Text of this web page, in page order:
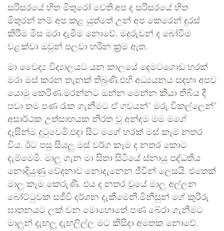
සරිසරයේ හිත මිතුරෝ වෙති.අප ද සරිසරයේ හිත
මිතුරන් නම් අප කළ යුත්තේ උන් අප කෙරෙන් දුරස්
කිරීම මිස මරා දැමීම නොවේ. මදුරුවන් ද බෝවීම
වළක්වා ඔවුන් පලවා හරින ක්‍රම ඇත.
මා වෛද්‍ය විද්‍යාලයට යන කාලයේ දෙමටගොඩ හරක්
මරා මස් කරන තැනක් තිබුණි.එහි අධ්‍යයනය සඳහා අපව
යොමු කෙරිණ.මරන්නට ඔන්න මෙන්න කියා තිබිය දී
පවා තම පණ රැක ගැනීමට ඒ ගවයන්” මරු විකල්ලෙන්”
අසාර්ථක උත්සාහයක නිරත වූ අන්දම මම මගේ
දෑසින්ම දුටුවෙමි.එදා සිට මගේ හරක් මස් කෑම නතර
විය. ඊට පසු සියලු මස් වර්ග කෑම ද නතර කොට
දැම්මෙමි. මාලු ගැන මා සිතා සිටියේ ස්නායු පද්ධතිය
නොදියුණු වේදනාව නොදැනෙන ජීවින් ලෙසයි. එතෙක්
මාලු කෑම කෙරුණි. එය ද නතර වූයේ මාලු අල්ලන
බෝට්ටුවක සජීවි දර්ශන දැකීමෙනි.මිනිසුන් ගේ කුරිරු
ඝාතනයට ලක් වන මොහොතේ පණ බේරා ගැනීමට
මාලුන් දැඟලූ දැඟලිල්ල මට කිසිදා අමතක නොවේ.